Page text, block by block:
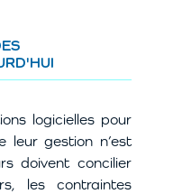
logicielles pour
leur gestion n’est
doivent concilier
les contraintes